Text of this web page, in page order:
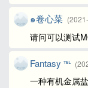
๑卷心菜
请问可以测试
Fantasy ℡
一种有机金属